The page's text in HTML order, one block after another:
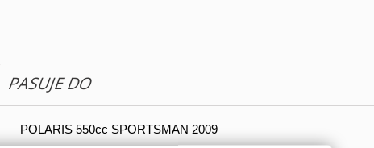
PASUJE DO
POLARIS 550cc SPORTSMAN 2009